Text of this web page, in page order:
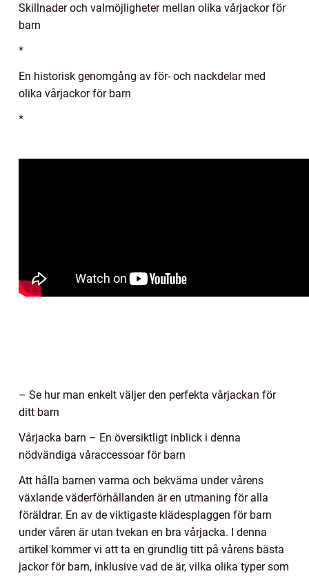
Skillnader och valmöjligheter mellan olika vårjackor för
barn
*
En historisk genomgång av för- och nackdelar med
olika vårjackor för barn
*
– Se hur man enkelt väljer den perfekta vårjackan för
ditt barn
Vårjacka barn – En översiktligt inblick i denna
nödvändiga våraccessoar för barn
Att hålla barnen varma och bekväma under vårens
växlande väderförhållanden är en utmaning för alla
föräldrar. En av de viktigaste klädesplaggen för barn
under våren är utan tvekan en bra vårjacka. I denna
artikel kommer vi att ta en grundlig titt på vårens bästa
jackor för barn, inklusive vad de är, vilka olika typer som